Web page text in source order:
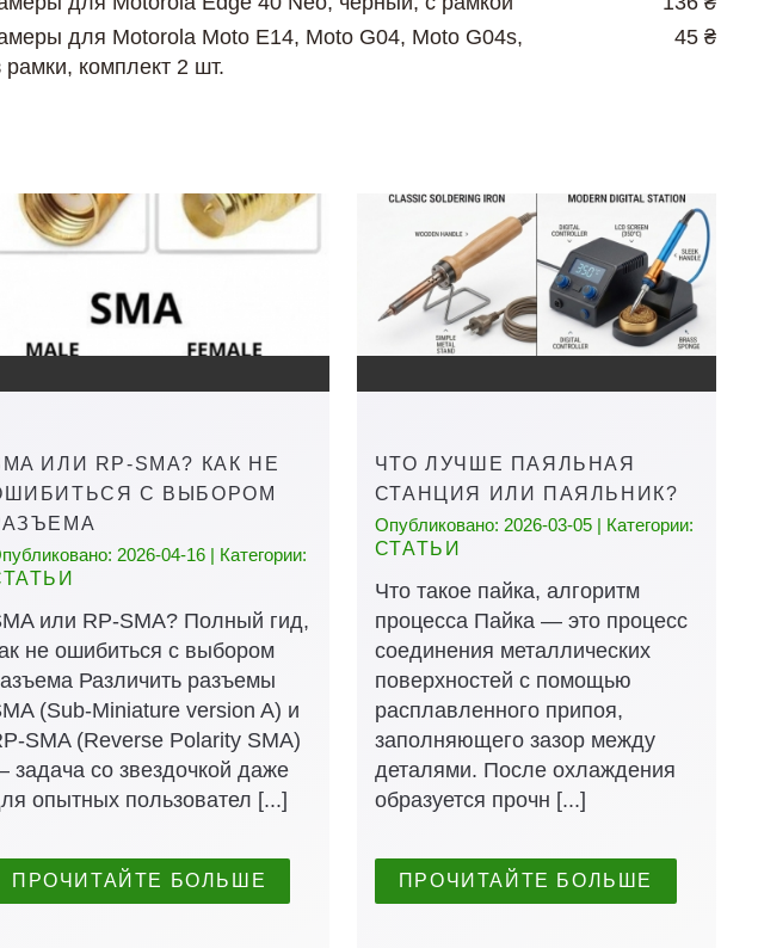
для Motorola Moto E14, Moto G04, Moto G04s,
комплект 2 шт.
45 ₴
ИЛИ RP-SMA? КАК НЕ
С ВЫБОРОМ
2026-04-16 | Категории:
или RP-SMA? Полный гид,
не ошибиться с выбором
Различить разъемы
(Sub-Miniature version A) и
SMA (Reverse Polarity SMA)
задача со звездочкой даже
опытных пользовател [...]
ПРОЧИТАЙТЕ БОЛЬШЕ
ЧТО ЛУЧШЕ ПАЯЛЬНАЯ
СТАНЦИЯ ИЛИ ПАЯЛЬНИК?
Опубликовано: 2026-03-05 | Категории:
СТАТЬИ
Что такое пайка, алгоритм
процесса Пайка — это процесс
соединения металлических
поверхностей с помощью
расплавленного припоя,
заполняющего зазор между
деталями. После охлаждения
образуется прочн [...]
ПРОЧИТАЙТЕ БОЛЬШЕ